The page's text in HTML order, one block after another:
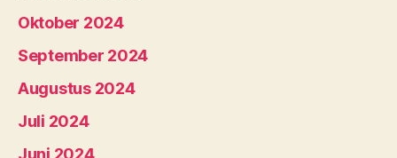
Oktober 2024
September 2024
Augustus 2024
Juli 2024
Juni 2024